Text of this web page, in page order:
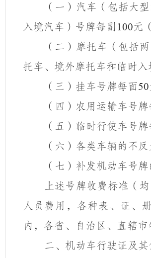
（一）汽车（包括大
入境汽车）号牌每副 100元
（二）摩托车（包括
托车、境外摩托车和临时
（三）挂车号牌每面50
（四）农用运输车号牌
（五）临时行使车号牌
（六）各类车辆的不
（七）补发机动车号
上述号牌收费标准（
人员费用，各种表、证、
内，各省、自治区、直辖
二、机动车行驶证及